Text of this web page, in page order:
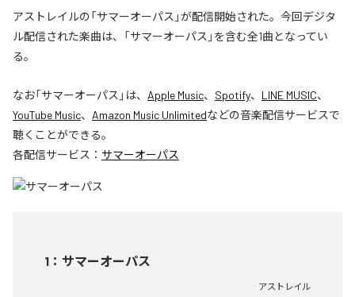
アストレイルの「サマーオーパス」が配信開始された。今回デジタ
ル配信された楽曲は、「サマーオーパス」を含む全1曲となってい
る。
なお「サマーオーパス 」は、 Apple Music、 Spotify、 LINE MUSIC、
YouTube Music、 Amazon Music Unlimitedなどの音楽配信サービスで
聴くことができる。
各配信サービス： サマーオーパス
1 ： サマーオーパス
アストレイル